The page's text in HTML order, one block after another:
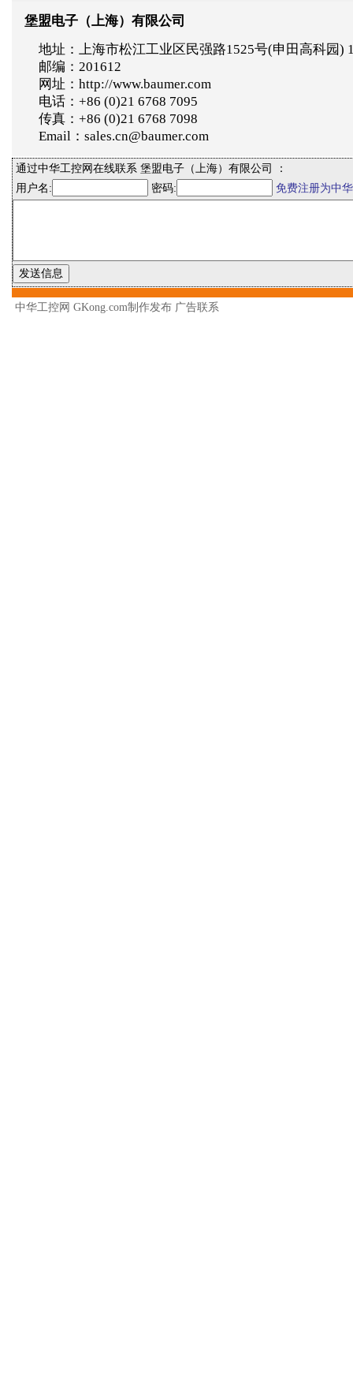
堡盟电子（上海）有限公司
地址：上海市松江工业区民强路1525号(申田高科园)
邮编：201612
网址：http://www.baumer.com
电话：+86 (0)21 6768 7095
传真：+86 (0)21 6768 7098
Email：sales.cn@baumer.com
通过中华工控网在线联系 堡盟电子（上海）有限公司 ：
用户名:
密码: 免费注册为中
中华工控网 GKong.com制作发布 广告联系